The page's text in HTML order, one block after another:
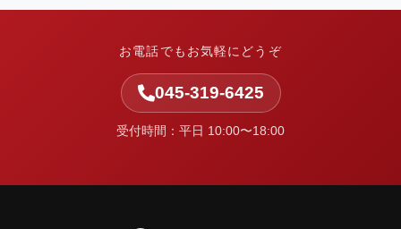
を整理し、実行まで伴走します。
お電話でもお気軽にどうぞ
045-319-6425
受付時間：平日 10:00〜18:00